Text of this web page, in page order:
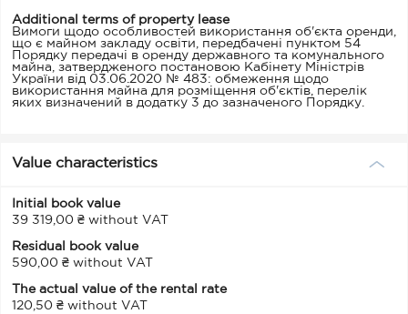
Additional terms of property lease
Вимоги щодо особливостей використання об'єкта оренди,
що є майном закладу освіти, передбачені пунктом 54
Порядку передачі в оренду державного та комунального
майна, затвердженого постановою Кабінету Міністрів
України від 03.06.2020 № 483: обмеження щодо
використання майна для розміщення об'єктів, перелік
яких визначений в додатку 3 до зазначеного Порядку.
Value characteristics
Initial book value
39 319,00 ₴ without VAT
Residual book value
590,00 ₴ without VAT
The actual value of the rental rate
120,50 ₴ without VAT